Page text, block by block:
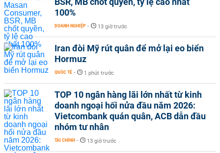
100%
DOANH NGHIỆP - 13 giờ trước
Iran đòi Mỹ rút quân để mở lại eo biển
Hormuz
QUỐC TẾ - 1 phút trước
TOP 10 ngân hàng lãi lớn nhất từ kinh
doanh ngoại hối nửa đầu năm 2026:
Vietcombank quán quân, ACB dẫn đầu
nhóm tư nhân
TÀI CHÍNH - 13 giờ trước